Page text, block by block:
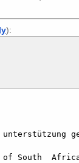
):
of South